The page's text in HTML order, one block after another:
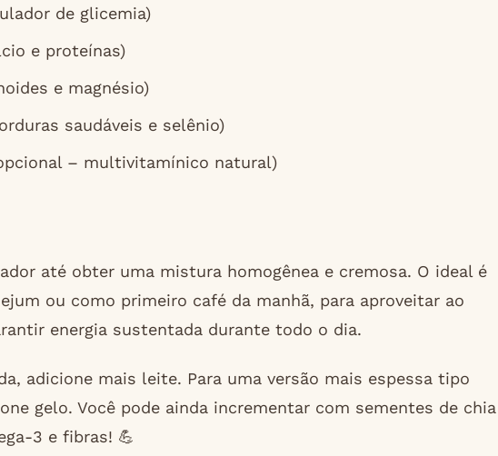
de glicemia)
e proteínas)
e magnésio)
saudáveis e selênio)
– multivitamínico natural)
até obter uma mistura homogênea e cremosa. O ideal é
ou como primeiro café da manhã, para aproveitar ao
energia sustentada durante todo o dia.
adicione mais leite. Para uma versão mais espessa tipo
gelo. Você pode ainda incrementar com sementes de chia
3 e fibras! 💪